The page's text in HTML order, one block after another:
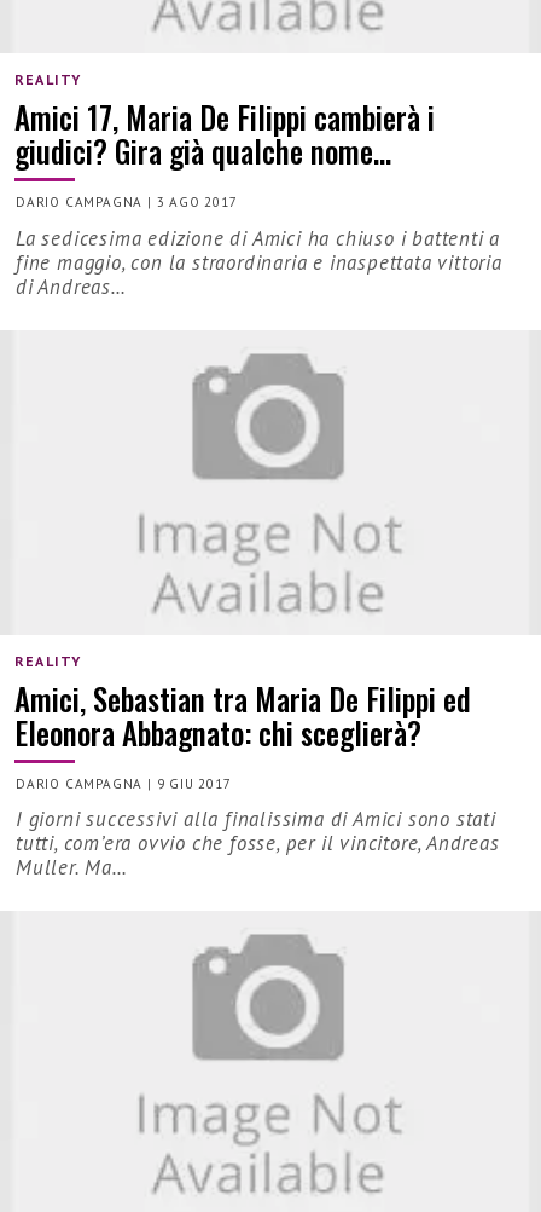
REALITY
Amici 17, Maria De Filippi cambierà i
giudici? Gira già qualche nome…
DARIO CAMPAGNA | 3 AGO 2017
La sedicesima edizione di Amici ha chiuso i battenti a
fine maggio, con la straordinaria e inaspettata vittoria
di Andreas…
REALITY
Amici, Sebastian tra Maria De Filippi ed
Eleonora Abbagnato: chi sceglierà?
DARIO CAMPAGNA | 9 GIU 2017
I giorni successivi alla finalissima di Amici sono stati
tutti, com’era ovvio che fosse, per il vincitore, Andreas
Muller. Ma…